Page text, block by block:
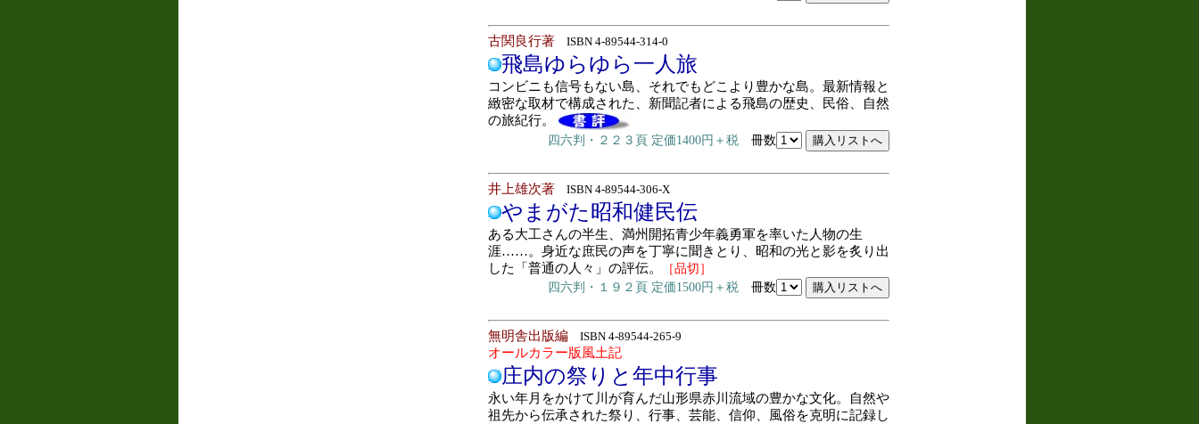
古関良行著 ISBN 4-89544-314-0
飛島ゆらゆら一人旅
コンビニも信号もない島、それでもどこより豊かな島。最新情報と
緻密な取材で構成された、新聞記者による飛島の歴史、民俗、自然
の旅紀行。
四六判・２２３頁 定価1400円＋税 冊数
井上雄次著 ISBN 4-89544-306-X
やまがた昭和健民伝
ある大工さんの半生、満州開拓青少年義勇軍を率いた人物の生
涯……。身近な庶民の声を丁寧に聞きとり、昭和の光と影を炙り出
した「普通の人々」の評伝。
［品切］
四六判・１９２頁 定価1500円＋税 冊数
無明舎出版編 ISBN 4-89544-265-9
オールカラー版風土記
庄内の祭りと年中行事
永い年月をかけて川が育んだ山形県赤川流域の豊かな文化。自然や
祖先から伝承された祭り、行事、芸能、信仰、風俗を克明に記録し